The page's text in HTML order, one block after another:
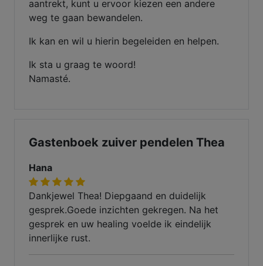
aantrekt, kunt u ervoor kiezen een andere
weg te gaan bewandelen.
Ik kan en wil u hierin begeleiden en helpen.
Ik sta u graag te woord!
Namasté.
Gastenboek zuiver pendelen Thea
Hana
Dankjewel Thea! Diepgaand en duidelijk
gesprek.Goede inzichten gekregen. Na het
gesprek en uw healing voelde ik eindelijk
innerlijke rust.